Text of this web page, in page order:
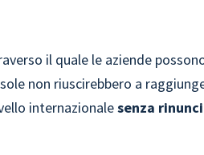
il quale le aziende
non riuscirebbero a
internazionalesenza